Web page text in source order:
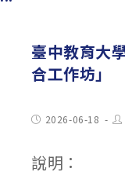
臺中教育大
合工作坊」
Post2026-06-18
說明：